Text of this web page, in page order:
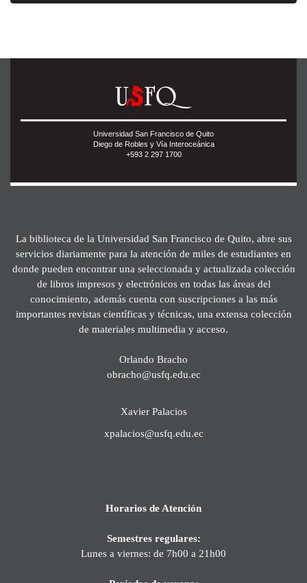
Universidad San Francisco de Quito
Diego de Robles y Vía Interoceánica
+593 2 297 1700
La biblioteca de la Universidad San Francisco de Quito, abre sus
servicios diariamente para la atención de miles de estudiantes en
donde pueden encontrar una seleccionada y actualizada colección
de libros impresos y electrónicos en todas las áreas del
conocimiento, además cuenta con suscripciones a las más
importantes revistas científicas y técnicas, una extensa colección
de materiales multimedia y acceso.
Orlando Bracho
obracho@usfq.edu.ec
Xavier Palacios
xpalacios@usfq.edu.ec
Horarios de Atención
Semestres regulares:
Lunes a viernes: de 7h00 a 21h00